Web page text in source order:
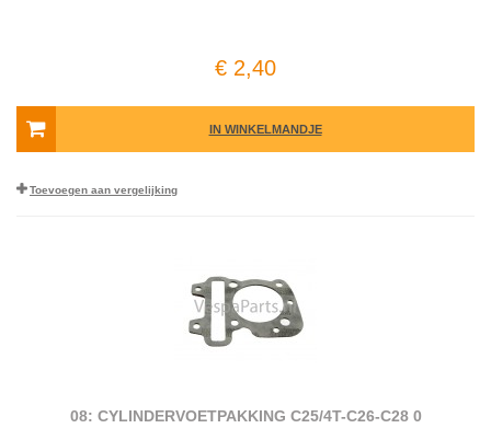
€ 2,40
IN WINKELMANDJE
Toevoegen aan vergelijking
08: CYLINDERVOETPAKKING C25/4T-C26-C28 0